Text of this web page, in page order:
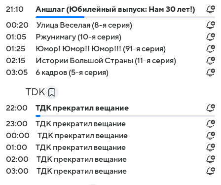
21:10
Аншлаг (Юбилейный выпуск: Нам 30 лет!)
00:20
Улица Веселая (8-я серия)
01:05
Ржунимагу (10-я серия)
01:25
Юмор! Юмор!! Юмор!!! (91-я серия)
02:15
Истории Большой Страны (11-я серия)
03:05
6 кадров (5-я серия)
TDK
22:00
ТДК прекратил вещание
23:00
ТДК прекратил вещание
00:00
ТДК прекратил вещание
01:00
ТДК прекратил вещание
02:00
ТДК прекратил вещание
03:00
ТДК прекратил вещание